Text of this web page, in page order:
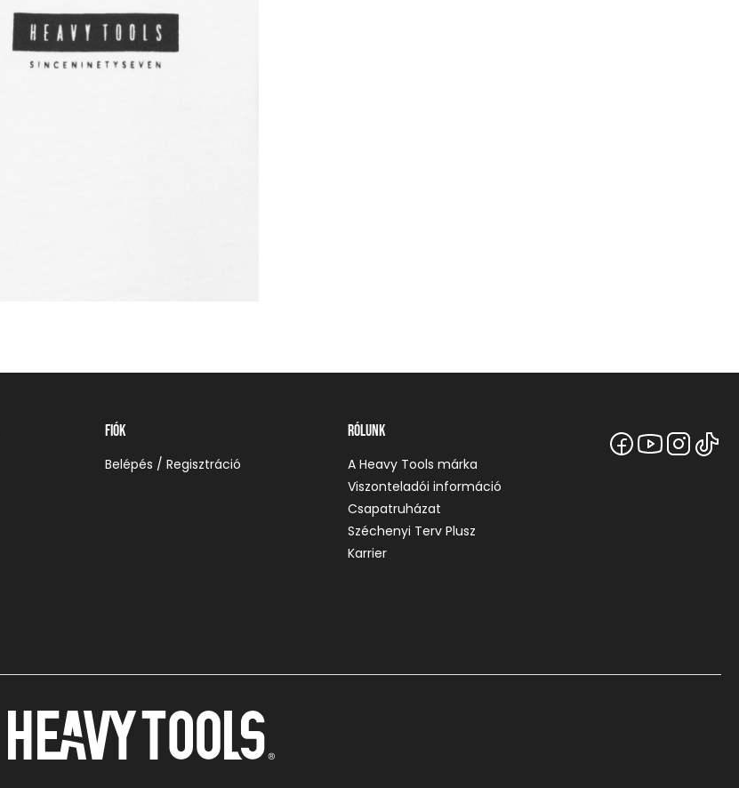
Fiók
Belépés / Regisztráció
Rólunk
A Heavy Tools márka
Viszonteladói információ
Csapatruházat
Széchenyi Terv Plusz
Karrier